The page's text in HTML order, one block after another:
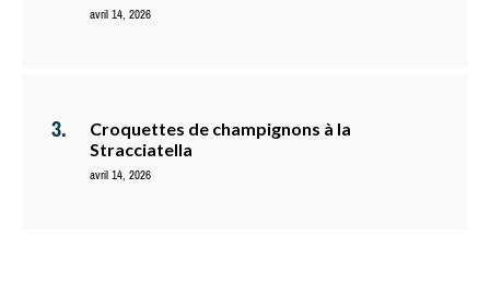
avril 14, 2026
Croquettes de champignons à la
Stracciatella
avril 14, 2026